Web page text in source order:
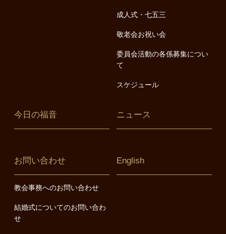
成人式・七五三
敬老会お祝い会
委員会活動の各係募集につい
て
スケジュール
今日の福音 ニュース
お問い合わせ
教会事務へのお問い合わせ
結婚式についてのお問い合わ
せ
English